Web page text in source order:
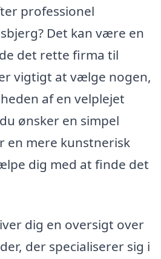
professionel
Det kan være en
det rette firma til
vigtigt at vælge nogen,
af en velplejet
ønsker en simpel
en mere kunstnerisk
dig med at finde det
dig en oversigt over
der specialiserer sig i